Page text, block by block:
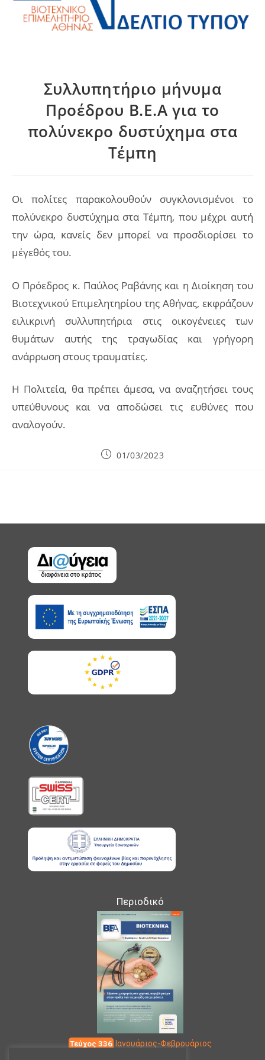
Συλλυπητήριο μήνυμα
Προέδρου Β.Ε.Α για το
πολύνεκρο δυστύχημα στα
Τέμπη
Οι πολίτες παρακολουθούν συγκλονισμένοι το
πολύνεκρο δυστύχημα στα Τέμπη, που μέχρι αυτή
την ώρα, κανείς δεν μπορεί να προσδιορίσει το
μέγεθός του.
Ο Πρόεδρος κ. Παύλος Ραβάνης και η Διοίκηση του
Βιοτεχνικού Επιμελητηρίου της Αθήνας, εκφράζουν
ειλικρινή συλλυπητήρια στις οικογένειες των
θυμάτων αυτής της τραγωδίας και γρήγορη
ανάρρωση στους τραυματίες.
Η Πολιτεία, θα πρέπει άμεσα, να αναζητήσει τους
υπεύθυνους και να αποδώσει τις ευθύνες που
αναλογούν.
Post01/03/2023
Περιοδικό
Τεύχος 336 Ιανουάριος-Φεβρουάριος